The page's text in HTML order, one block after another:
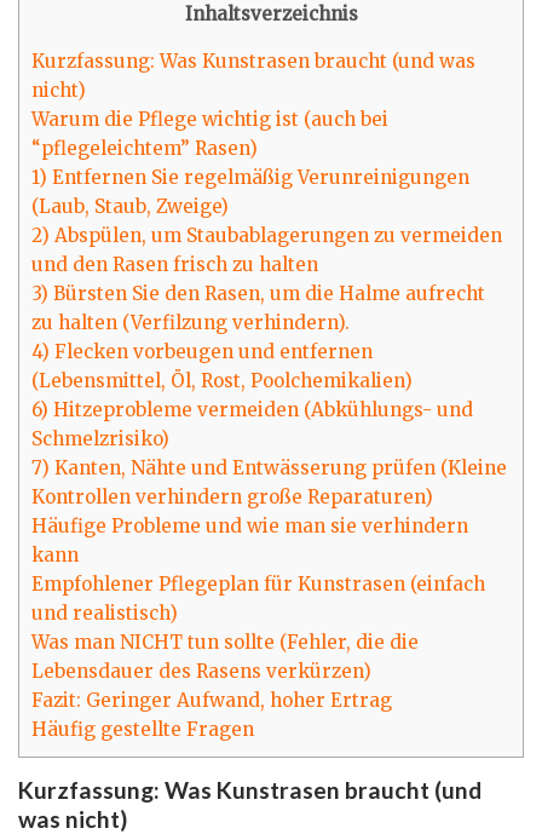
Inhaltsverzeichnis
Kurzfassung: Was Kunstrasen braucht (und was
nicht)
Warum die Pflege wichtig ist (auch bei
“pflegeleichtem” Rasen)
1) Entfernen Sie regelmäßig Verunreinigungen
(Laub, Staub, Zweige)
2) Abspülen, um Staubablagerungen zu vermeiden
und den Rasen frisch zu halten
3) Bürsten Sie den Rasen, um die Halme aufrecht
zu halten (Verfilzung verhindern).
4) Flecken vorbeugen und entfernen
(Lebensmittel, Öl, Rost, Poolchemikalien)
6) Hitzeprobleme vermeiden (Abkühlungs- und
Schmelzrisiko)
7) Kanten, Nähte und Entwässerung prüfen (Kleine
Kontrollen verhindern große Reparaturen)
Häufige Probleme und wie man sie verhindern
kann
Empfohlener Pflegeplan für Kunstrasen (einfach
und realistisch)
Was man NICHT tun sollte (Fehler, die die
Lebensdauer des Rasens verkürzen)
Fazit: Geringer Aufwand, hoher Ertrag
Häufig gestellte Fragen
Kurzfassung: Was Kunstrasen braucht (und
was nicht)